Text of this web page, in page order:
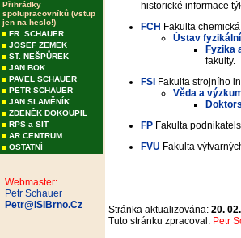
Přihrádky
spolupracovníků (vstup
jen na heslo!)
FR. SCHAUER
JOSEF ZEMEK
ST. NEŠPŮREK
JAN BOK
PAVEL SCHAUER
PETR SCHAUER
JAN SLAMĚNÍK
ZDENĚK DOKOUPIL
RPS a SIT
AR CENTRUM
OSTATNÍ
Webmaster:
Petr Schauer
Petr@ISIBrno.Cz
historické informace
FCH Fakulta
Ústav
Fyzika
fakulty.
FSI Fakulta strojního
Věda a
FP Fakulta
FVU Fakulta
Stránka aktualizována: 20.
Tuto stránku zpracoval: Petr